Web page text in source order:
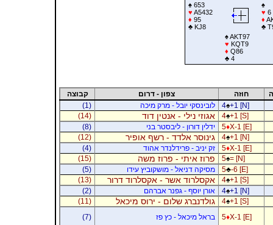
♠653
♥ A5432
♦ 95
♣KJ8
♠
♥ 6
♦
♣
♠AKT97
♥ KQT9
♦ Q86
♣4
חוזה צפון - דרום
קבוצה
4♠+1 [N] לובינסקי יובל - מרק מיכה
(1)
4♠+1 [S] אגוזי נילי - אנטין דוד
(14)
5♦X-1 [E] ידלין דורון - ליבסטר בני
(8)
4♠+1 [N] גינוסר אלדד - רשף אופיר
(12)
5♦X-1 [E] זק יניב - פרידלנדר אהוד
(4)
5♠= [N] פרוז איתי - פרוז משה
(15)
5♣-6 [E] מסיקה דניאל - מושקוביץ עידו
(5)
4♠+1 [S] אקסלרוד אשר - אקסלרוד דרור
(13)
4♠+1 [N] אורן יוסף - גפנר אברהם
(2)
4♠+1 [S] גולדנברג שלום - ירוס מיכאל
(11)
5♦X-1 [E] בראל מיכאל - כץ פז
(7)